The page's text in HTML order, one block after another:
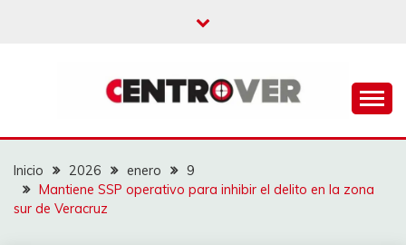
CENTROVER
NOTICIAS
Inicio 2026 enero
9
Mantiene SSP operativo para inhibir el delito en la zona
sur de Veracruz